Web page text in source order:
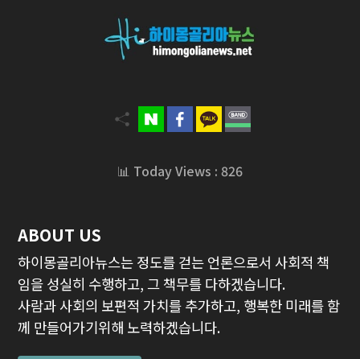
📊 Today Views : 826
ABOUT US
하이몽골리아뉴스는 정도를 걷는 언론으로서 사회적 책
임을 성실히 수행하고, 그 책무를 다하겠습니다.
사람과 사회의 보편적 가치를 추가하고, 행복한 미래를 함
께 만들어가기위해 노력하겠습니다.